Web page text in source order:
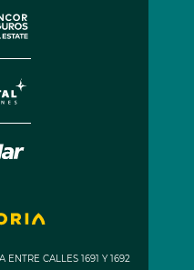
ENTRE CALLES 1691 Y 1692